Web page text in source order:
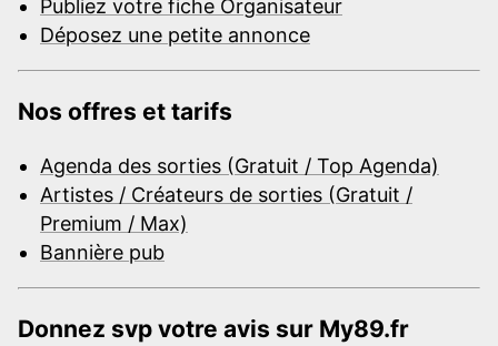
Publiez votre fiche Organisateur
Déposez une petite annonce
Nos offres et tarifs
Agenda des sorties (Gratuit / Top Agenda)
Artistes / Créateurs de sorties (Gratuit /
Premium / Max)
Bannière pub
Donnez svp votre avis sur My89.fr